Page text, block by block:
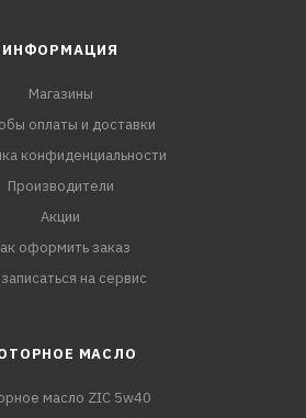
ИНФОРМАЦИЯ
Магазины
оплаты и доставки
конфиденциальности
Производители
Акции
оформить заказ
на сервис
МАСЛО
масло ZIC 5w40